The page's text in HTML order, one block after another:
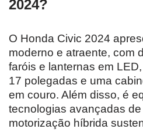
2024?
O Honda Civic 2024
moderno e atraente, com
faróis e lanternas em
17 polegadas e uma
em couro. Além disso, é
tecnologias avançadas
motorização híbrida